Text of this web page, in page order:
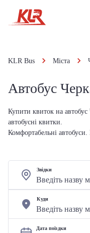
KLR Bus Міста
Автобус
Купити квиток на
автобусні квитки.
Комфортабельні
Звідки
Куди
Дата поїздки